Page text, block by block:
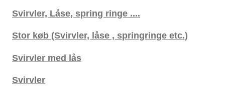
Svirvler, Låse, spring ringe ....
Stor køb (Svirvler, låse , springringe etc.)
Svirvler med lås
Svirvler